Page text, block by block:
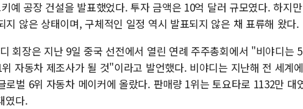
예 공장 건설을 발표했었다. 투자 금액은 10억 달러 규모였다. 하지
지 않은 상태이며, 구체적인 일정 역시 발표되지 않은 채 표류해 왔다.
회장은 지난 9일 중국 선전에서 열린 연례 주주총회에서 "비야디는
자동차 제조사가 될 것"이라고 발언했다. 비야디는 지난해 전 세계
로벌 6위 자동차 메이커에 올랐다. 판매량 1위는 토요타로 1132만 대
였다.